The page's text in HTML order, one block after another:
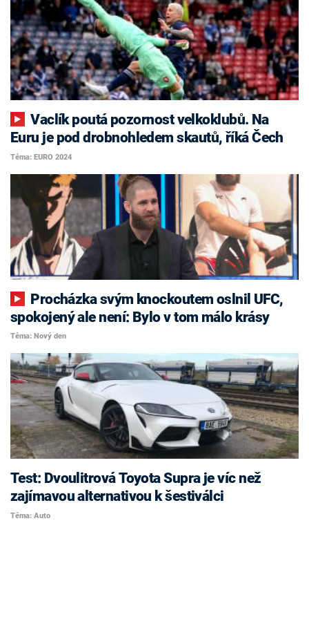
Vaclík poutá pozornost velkoklubů. Na
Euru je pod drobnohledem skautů, říká Čech
Téma: EURO 2024
spokojený ale není: Bylo v tom málo krásy
Téma: Nový den
Test: Dvoulitrová Toyota Supra je víc než
zajímavou alternativou k šestiválci
Téma: Auto